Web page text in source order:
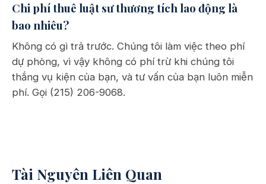
Chi phí thuê luật sư thương tích lao động là
bao nhiêu?
Không có gì trả trước. Chúng tôi làm việc theo phí
dự phòng, vì vậy không có phí trừ khi chúng tôi
thắng vụ kiện của bạn, và tư vấn của bạn luôn miễn
phí. Gọi (215) 206-9068.
Tài Nguyên Liên Quan